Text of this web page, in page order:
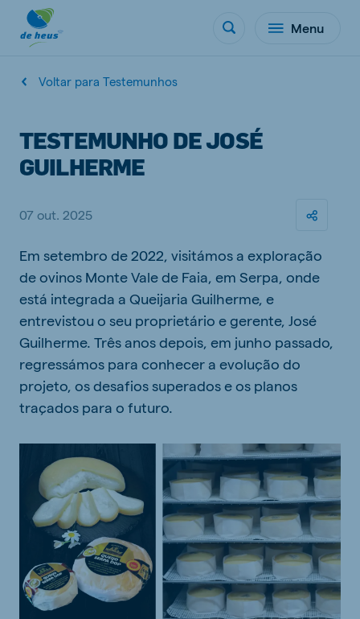
Menu
Voltar para Testemunhos
TESTEMUNHO DE JOSÉ
GUILHERME
07 out. 2025
Em setembro de 2022, visitámos a exploração
de ovinos Monte Vale de Faia, em Serpa, onde
está integrada a Queijaria Guilherme, e
entrevistou o seu proprietário e gerente, José
Guilherme. Três anos depois, em junho passado,
regressámos para conhecer a evolução do
projeto, os desafios superados e os planos
traçados para o futuro.